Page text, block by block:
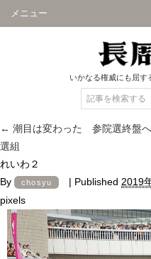
メニュー
いかなる権威にも屈す
← 潮目は変わった 参院選終盤
選組
れいわ２
By
chosyu | Published 2019
pixels